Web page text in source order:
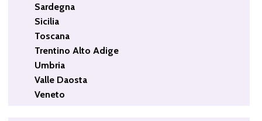
Sardegna
Sicilia
Toscana
Trentino Alto Adige
Umbria
Valle Daosta
Veneto